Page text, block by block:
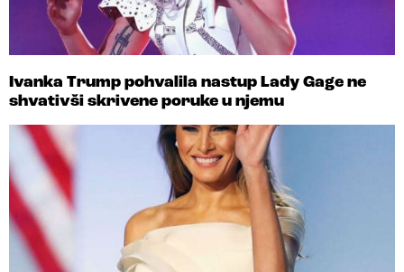
Ivanka Trump pohvalila nastup Lady Gage ne
shvativši skrivene poruke u njemu